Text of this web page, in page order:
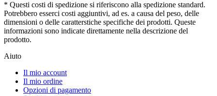
* Questi costi di spedizione si riferiscono alla spedizione standard.
Potrebbero esserci costi aggiuntivi, ad es. a causa del peso, delle
dimensioni o delle caratterstiche specifiche dei prodotti. Queste
informazioni sono indicate direttamente nella descrizione del
prodotto.
Aiuto
Il mio account
Il mio ordine
Opzioni di pagamento